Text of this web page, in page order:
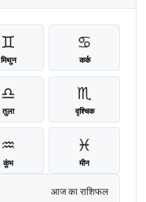
♊
मिथुन
♋
कर्क
♎
तुला
♏
वृश्चिक
♒
कुंभ
♓
मीन
आज का राशिफल